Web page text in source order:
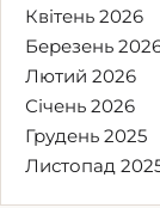
Квітень 2026
Березень
Лютий 2026
Січень 2026
Грудень 2025
Листопад